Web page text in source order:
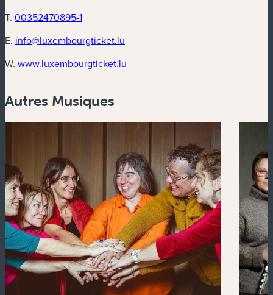
T. 00352470895-1
E. info@luxembourgticket.lu
W. www.luxembourgticket.lu
Autres Musiques